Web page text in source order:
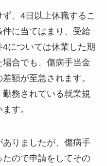
、4日以上休職するこ
に当てはまり、受給
については休業した期
合でも、傷病手当金
額が至急されます。
務されている就業規
す。
りましたが、傷病手
ので申請をしてその